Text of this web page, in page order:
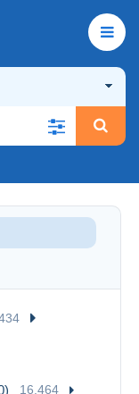
16.464